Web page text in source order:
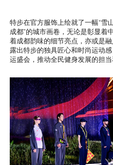
特步在官方服饰上绘就了一幅“雪
成都”的城市画卷，无论是彰显着
着成都韵味的细节亮点，亦或是
露出特步的独具匠心和时尚运动
运盛会，推动全民健身发展的担当